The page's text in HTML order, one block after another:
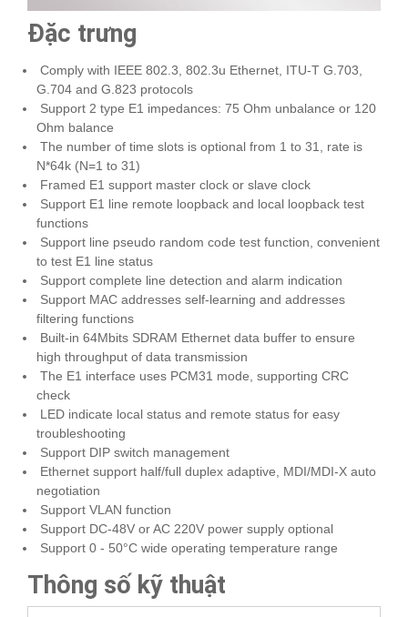
Đặc trưng
Comply with IEEE 802.3, 802.3u Ethernet, ITU-T G.703,
G.704 and G.823 protocols
Support 2 type E1 impedances: 75 Ohm unbalance or 120
Ohm balance
The number of time slots is optional from 1 to 31, rate is
N*64k (N=1 to 31)
Framed E1 support master clock or slave clock
Support E1 line remote loopback and local loopback test
functions
Support line pseudo random code test function, convenient
to test E1 line status
Support complete line detection and alarm indication
Support MAC addresses self-learning and addresses
filtering functions
Built-in 64Mbits SDRAM Ethernet data buffer to ensure
high throughput of data transmission
The E1 interface uses PCM31 mode, supporting CRC
check
LED indicate local status and remote status for easy
troubleshooting
Support DIP switch management
Ethernet support half/full duplex adaptive, MDI/MDI-X auto
negotiation
Support VLAN function
Support DC-48V or AC 220V power supply optional
Support 0 - 50°C wide operating temperature range
Thông số kỹ thuật